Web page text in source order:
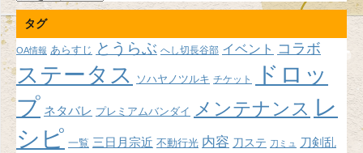
ー
カ
イ
ブ
タグ
OA情報 あらすじ とうらぶ へし切長谷部 イベント コラボ
ステータス ソハヤノツルキ チケット
ドロッ
プ ネタバレ プレミアムバンダイ メンテナンス レ
シピ 一覧 三日月宗近 不動行光 内容 刀ステ 刀ミュ 刀剣乱